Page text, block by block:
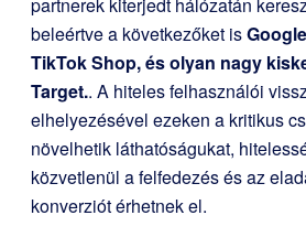
partnerek kiterjedt hálózatán
beleértve a következőket is
TikTok Shop, és olyan nagy
Target.. A hiteles felhasználói
elhelyezésével ezeken a kritikus
növelhetik láthatóságukat,
közvetlenül a felfedezés és az
konverziót érhetnek el.